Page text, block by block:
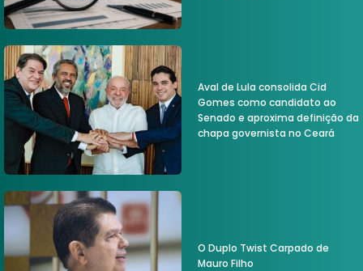
Aval de Lula consolida Cid
Gomes como candidato ao
Senado e aproxima definição da
chapa governista no Ceará
O Duplo Twist Carpado de
Mauro Filho